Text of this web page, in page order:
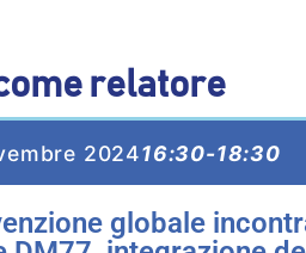
relatore
202416:30-18:30
globale